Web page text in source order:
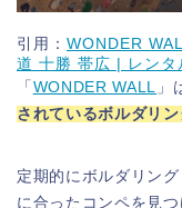
引用： WONDER
道 十勝 帯広 | レン
「 WONDER WALL 」
されているボルダリン
定期的にボルダリン
に合ったコンペを見つ